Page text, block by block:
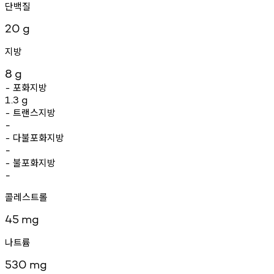
단백질
20 g
지방
8 g
- 포화지방
1.3 g
- 트랜스지방
-
- 다불포화지방
-
- 불포화지방
-
콜레스트롤
45 mg
나트륨
530 mg